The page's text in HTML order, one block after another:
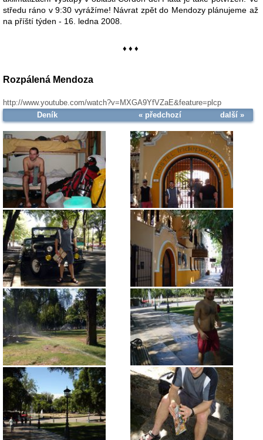
středu ráno v 9:30 vyrážíme! Návrat zpět do Mendozy plánujeme až
na příští týden - 16. ledna 2008.
♦ ♦ ♦
Rozpálená Mendoza
http://www.youtube.com/watch?v=MXGA9YfVZaE&feature=plcp
« předchozí
Deník další »